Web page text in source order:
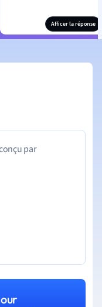
Afficer la réponse
par